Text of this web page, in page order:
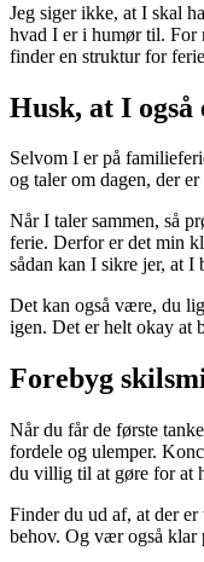
Jeg siger ikke, at I skal
hvad I er i humør til. For
finder en struktur for
Husk, at I
Selvom I er på
og taler om dagen, der er
Når I taler sammen, så
ferie. Derfor er det min
sådan kan I sikre jer, at
Det kan også være, du
igen. Det er helt okay at
Forebyg
Når du får de første
fordele og ulemper.
du villig til at gøre for at
Finder du ud af, at der
behov. Og vær også klar